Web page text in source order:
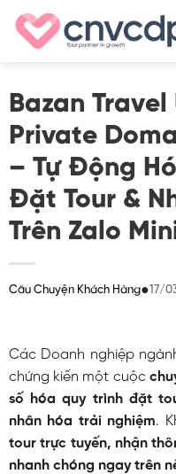
Skip
Bazan Travel
Private
– Tự Động
Đặt Tour &
Trên Zalo
Câu Chuyện Khách Hàng●17/
Các Doanh nghiệp
chứng kiến một cuộc
số hóa quy trình đặt
nhân hóa trải nghiệm.
tour trực tuyến, nhận
nhanh chóng ngay trên